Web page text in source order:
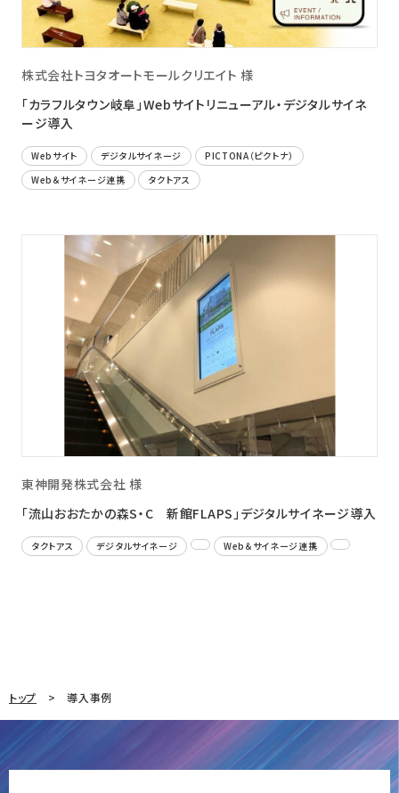
株式会社トヨタオートモールクリエイト 様
「カラフルタウン岐阜」Webサイトリニューアル・デジタルサイネ
ージ導入
Webサイト デジタルサイネージ
PICTONA（ピクトナ）
Web＆サイネージ連携
タクトアス
東神開発株式会社 様
「流山おおたかの森S・C 新館FLAPS」デジタルサイネージ導入
タクトアス デジタルサイネージ Web＆サイネージ連携
トップ 導入事例